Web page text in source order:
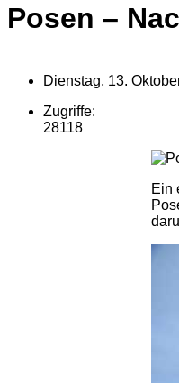
Posen –
Dienstag, 13.
Zugriffe:
28118
Ein